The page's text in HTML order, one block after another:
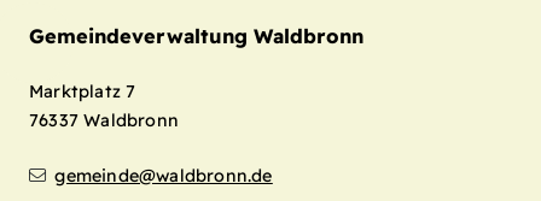
Gemeindeverwaltung Waldbronn
Marktplatz 7
76337 Waldbronn
gemeinde@waldbronn.de